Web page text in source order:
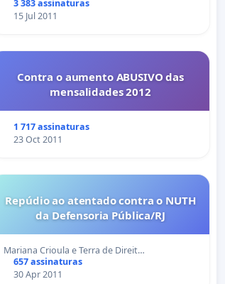
3 383 assinaturas
15 Jul 2011
Contra o aumento ABUSIVO das
mensalidades 2012
1 717 assinaturas
23 Oct 2011
Repúdio ao atentado contra o NUTH
da Defensoria Pública/RJ
Mariana Crioula e Terra de Direit…
657 assinaturas
30 Apr 2011